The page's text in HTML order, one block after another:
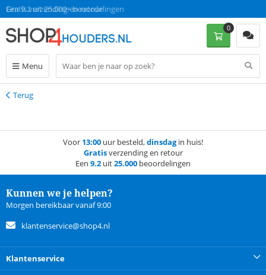
Gratis verzending en retour
Een 9.2 uit 25.000+ beoordelingen
Menu
0
Terug
Terug
Voor 13:00 uur besteld,dinsdagin huis!
Gratisverzending en retour
Een 9.2 uit25.000 beoordelingen
Kunnen we je helpen?
Morgen bereikbaar vanaf 9:00
klantenservice@shop4.nl
Klantenservice